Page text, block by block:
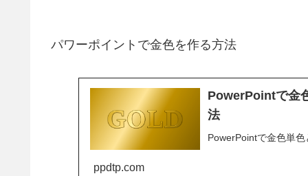
パワーポイントで金色を作る方法
PowerPointで金
法
PowerPointで金色単
ppdtp.com